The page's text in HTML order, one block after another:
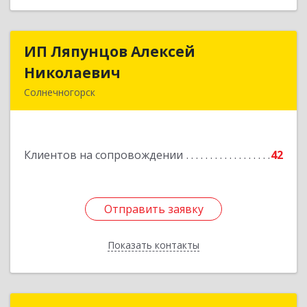
ИП Ляпунцов Алексей
Николаевич
Солнечногорск
Клиентов на сопровождении 42
Отправить заявку
Показать контакты
ИП Ляпунцов Алексей
Отправить заявку
Назад